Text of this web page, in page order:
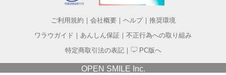
ご利用規約 ｜ 会社概要｜ ヘルプ｜ 推奨環境
ワラウガイド ｜ あんしん保証 ｜ 不正行為への取り組み
特定商取引法の表記｜ PC版へ
OPEN SMILE Inc.